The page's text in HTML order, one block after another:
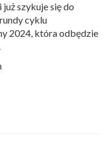
szykuje się do
cyklu
2024, która odbędzie